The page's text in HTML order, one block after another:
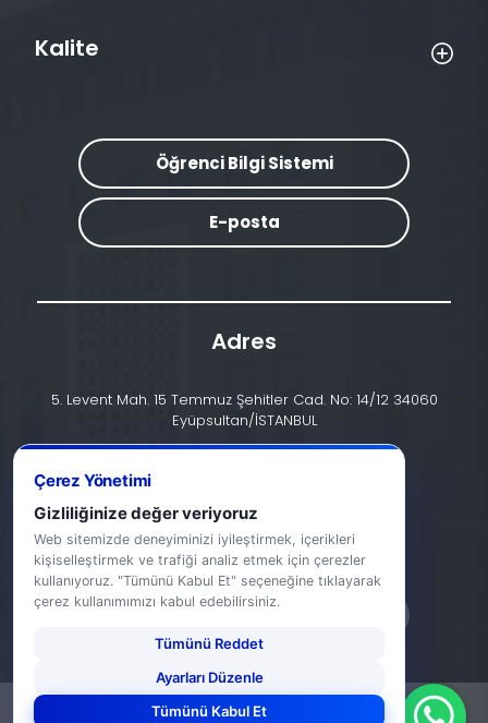
Kalite
Öğrenci Bilgi Sistemi
E-posta
Adres
5. Levent Mah. 15 Temmuz Şehitler Cad. No: 14/12 34060
Eyüpsultan/İSTANBUL
info@halic.edu.tr
KVKK Bildirimi-Gizlilik Bildirimi
Çerez Yönetimi
Gizliliğinize değer veriyoruz
Web sitemizde deneyiminizi iyileştirmek, içerikleri
kişiselleştirmek ve trafiği analiz etmek için çerezler
kullanıyoruz. "Tümünü Kabul Et" seçeneğine tıklayarak
çerez kullanımımızı kabul edebilirsiniz.
Tümünü Reddet
Ayarları Düzenle
Tümünü Kabul Et